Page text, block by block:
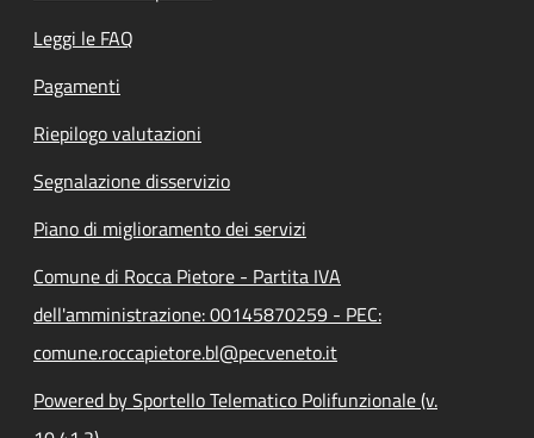
Leggi le FAQ
Pagamenti
Riepilogo valutazioni
Segnalazione disservizio
Piano di miglioramento dei servizi
Comune di Rocca Pietore - Partita IVA
dell'amministrazione: 00145870259 - PEC:
comune.roccapietore.bl@pecveneto.it
Powered by Sportello Telematico Polifunzionale (v.